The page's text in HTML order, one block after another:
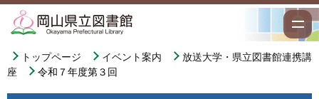
トップページ イベント案内
放送大学・県立図書館連携講
座
令和７年度第３回